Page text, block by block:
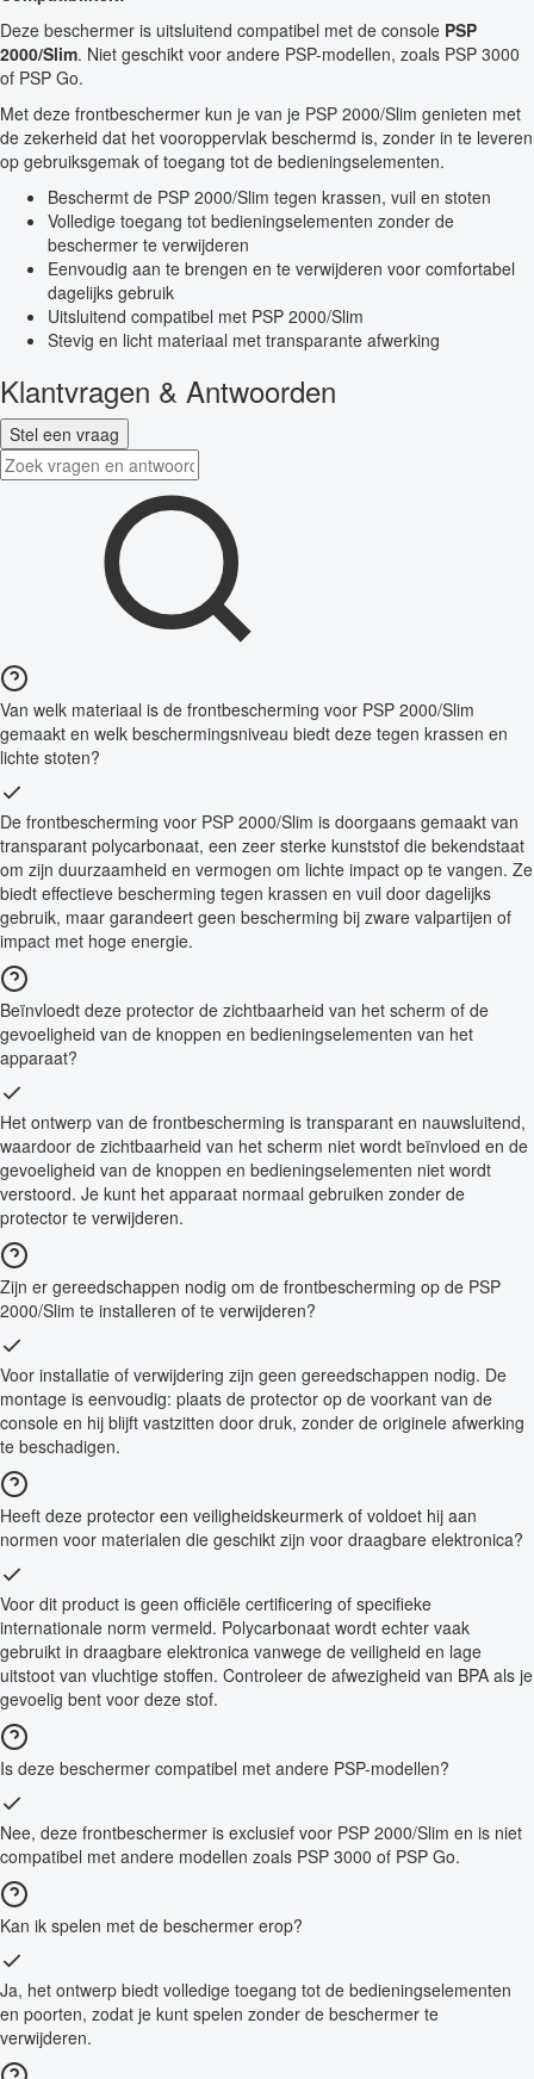
Deze beschermer is uitsluitend compatibel met de console PSP
2000/Slim. Niet geschikt voor andere PSP-modellen, zoals PSP 3000
of PSP Go.
Met deze frontbeschermer kun je van je PSP 2000/Slim genieten met
de zekerheid dat het vooroppervlak beschermd is, zonder in te leveren
op gebruiksgemak of toegang tot de bedieningselementen.
Beschermt de PSP 2000/Slim tegen krassen, vuil en stoten
Volledige toegang tot bedieningselementen zonder de
beschermer te verwijderen
Eenvoudig aan te brengen en te verwijderen voor comfortabel
dagelijks gebruik
Uitsluitend compatibel met PSP 2000/Slim
Stevig en licht materiaal met transparante afwerking
Klantvragen & Antwoorden
Stel een vraag
Van welk materiaal is de frontbescherming voor PSP 2000/Slim
gemaakt en welk beschermingsniveau biedt deze tegen krassen en
lichte stoten?
De frontbescherming voor PSP 2000/Slim is doorgaans gemaakt van
transparant polycarbonaat, een zeer sterke kunststof die bekendstaat
om zijn duurzaamheid en vermogen om lichte impact op te vangen. Ze
biedt effectieve bescherming tegen krassen en vuil door dagelijks
gebruik, maar garandeert geen bescherming bij zware valpartijen of
impact met hoge energie.
Beïnvloedt deze protector de zichtbaarheid van het scherm of de
gevoeligheid van de knoppen en bedieningselementen van het
apparaat?
Het ontwerp van de frontbescherming is transparant en nauwsluitend,
waardoor de zichtbaarheid van het scherm niet wordt beïnvloed en de
gevoeligheid van de knoppen en bedieningselementen niet wordt
verstoord. Je kunt het apparaat normaal gebruiken zonder de
protector te verwijderen.
Zijn er gereedschappen nodig om de frontbescherming op de PSP
2000/Slim te installeren of te verwijderen?
Voor installatie of verwijdering zijn geen gereedschappen nodig. De
montage is eenvoudig: plaats de protector op de voorkant van de
console en hij blijft vastzitten door druk, zonder de originele afwerking
te beschadigen.
Heeft deze protector een veiligheidskeurmerk of voldoet hij aan
normen voor materialen die geschikt zijn voor draagbare elektronica?
Voor dit product is geen officiële certificering of specifieke
internationale norm vermeld. Polycarbonaat wordt echter vaak
gebruikt in draagbare elektronica vanwege de veiligheid en lage
uitstoot van vluchtige stoffen. Controleer de afwezigheid van BPA als je
gevoelig bent voor deze stof.
Is deze beschermer compatibel met andere PSP-modellen?
Nee, deze frontbeschermer is exclusief voor PSP 2000/Slim en is niet
compatibel met andere modellen zoals PSP 3000 of PSP Go.
Kan ik spelen met de beschermer erop?
Ja, het ontwerp biedt volledige toegang tot de bedieningselementen
en poorten, zodat je kunt spelen zonder de beschermer te
verwijderen.